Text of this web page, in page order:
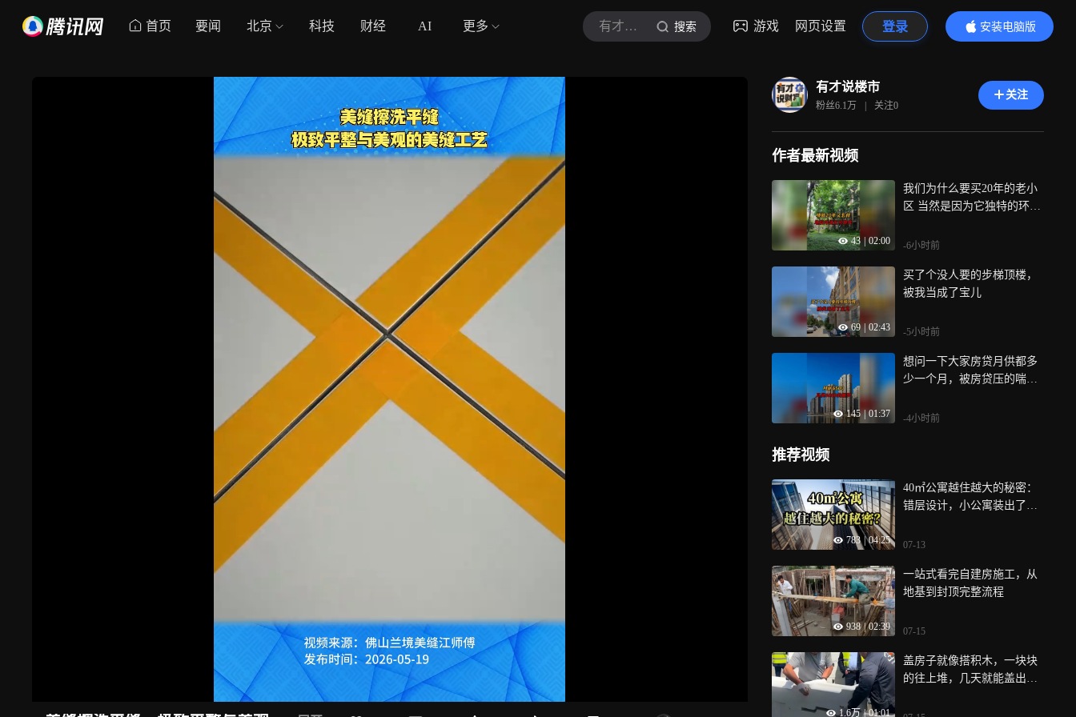
首页 要闻 北京 科技 财经 AI 更多 有才说楼市 搜索 游戏 网页设置 登录
安装电脑版
内容更精彩
有才说楼市
粉丝6.1万 | 关注0
关注
作者最新视频
43 02:00
我们为什么要买20年的老小
区 当然是因为它独特的环境
-6小时前
69 02:43
买了个没人要的步梯顶楼，
被我当成了宝儿
-5小时前
145 | 01:37
想问一下大家房贷月供都多
少一个月，被房贷压的喘不
-4小时前
推荐视频
783 04:25
40㎡公寓越住越大的秘密：
错层设计，小公寓装出了大
07-13
938 | 02:39
一站式看完自建房施工，从
地基到封顶完整流程
07-15
1.6万 | 01:01
盖房子就像搭积木，一块块
的往上堆，几天就能盖出完